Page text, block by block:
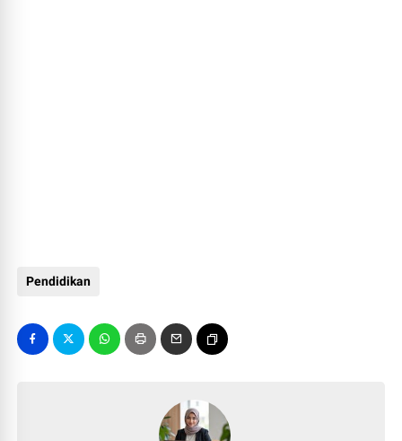
Pendidikan